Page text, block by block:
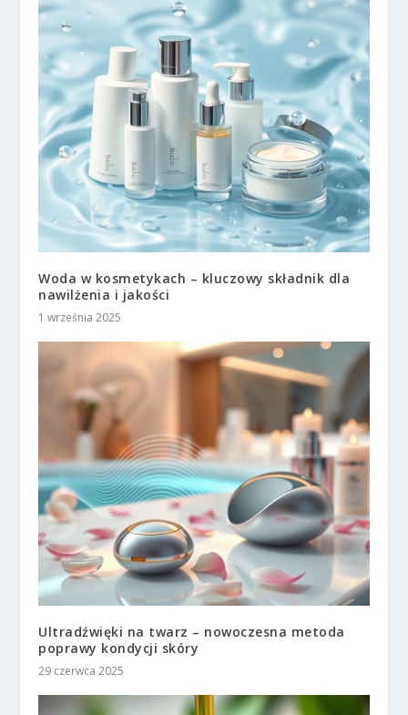
Woda w kosmetykach – kluczowy składnik dla
nawilżenia i jakości
1 września 2025
Ultradźwięki na twarz – nowoczesna metoda
poprawy kondycji skóry
29 czerwca 2025